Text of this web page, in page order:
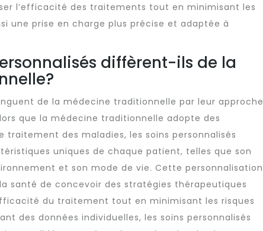
l’efficacité des traitements tout en minimisant les
une prise en charge plus précise et adaptée à
diffèrent-ils de la
de la médecine traditionnelle par leur approche
que la médecine traditionnelle adopte des
traitement des maladies, les soins personnalisés
uniques de chaque patient, telles que son
et son mode de vie. Cette personnalisation
santé de concevoir des stratégies thérapeutiques
du traitement tout en minimisant les risques
des données individuelles, les soins personnalisés